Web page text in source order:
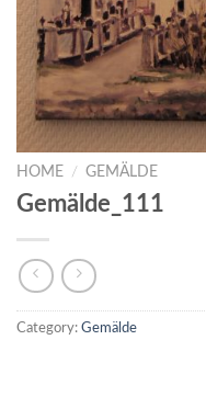
HOME / GEMÄLDE
Gemälde_111
Category: Gemälde